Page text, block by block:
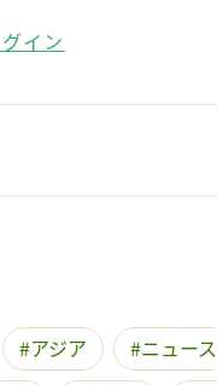
イン
アジア
ニュース